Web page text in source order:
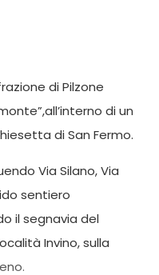
di Pilzone
di un
di San Fermo.
Via Silano, Via
sentiero
il segnavia del
Invino, sulla